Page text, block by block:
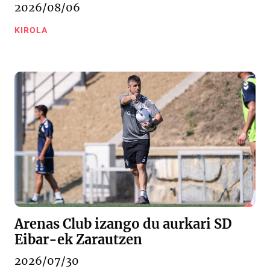
2026/08/06
KIROLA
Arenas Club izango du aurkari SD
Eibar-ek Zarautzen
2026/07/30